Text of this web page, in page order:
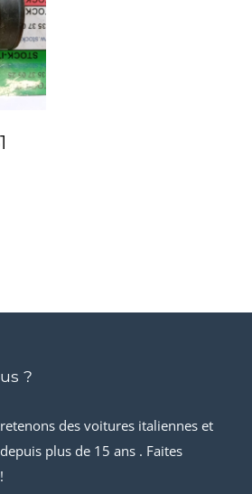
?
des voitures italiennes et
plus de 15 ans . Faites